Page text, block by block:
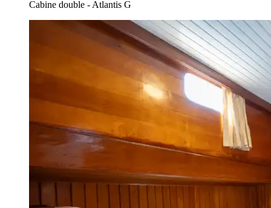
Cabine double - Atlantis G